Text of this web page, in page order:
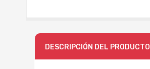
DESCRIPCIÓN DEL PRODUCTO